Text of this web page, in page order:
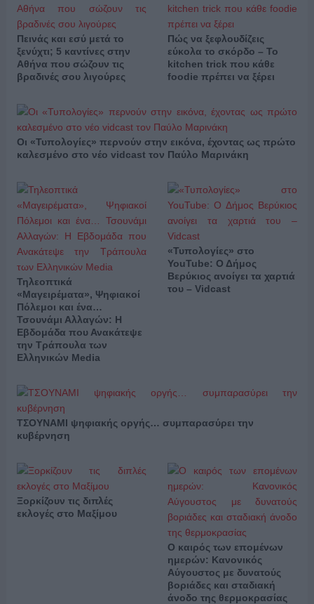
Πεινάς και εσύ μετά το
ξενύχτι; 5 καντίνες στην
Αθήνα που σώζουν τις
βραδινές σου λιγούρες
Πώς να ξεφλουδίζεις
εύκολα το σκόρδο – Το
kitchen trick που κάθε
foodie πρέπει να ξέρει
Οι «Τυπολογίες» περνούν στην εικόνα, έχοντας ως πρώτο
καλεσμένο στο νέο vidcast τον Παύλο Μαρινάκη
Τηλεοπτικά
«Μαγειρέματα», Ψηφιακοί
Πόλεμοι και ένα…
Τσουνάμι Αλλαγών: Η
Εβδομάδα που Ανακάτεψε
την Τράπουλα των
Ελληνικών Media
«Τυπολογίες» στο
YouTube: Ο Δήμος
Βερύκιος ανοίγει τα χαρτιά
του – Vidcast
ΤΣΟΥΝΑΜΙ ψηφιακής οργής… συμπαρασύρει την
κυβέρνηση
Ξορκίζουν τις διπλές
εκλογές στο Μαξίμου
Ο καιρός των επομένων
ημερών: Κανονικός
Αύγουστος με δυνατούς
βοριάδες και σταδιακή
άνοδο της θερμοκρασίας